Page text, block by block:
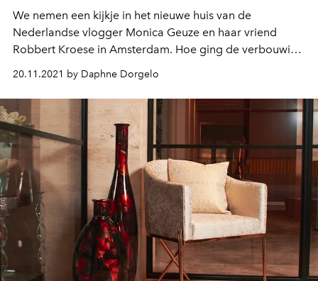
We nemen een kijkje in het nieuwe huis van de
Nederlandse vlogger Monica Geuze en haar vriend
Robbert Kroese in Amsterdam. Hoe ging de verbouwing
en het kiezen van het interieur? En hoe verloopt het
moederschap?
20.11.2021 by Daphne Dorgelo